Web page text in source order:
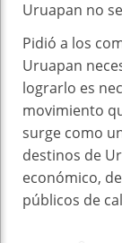
Uruapan no
Pidió a los
Uruapan
lograrlo es
movimiento
surge como
destinos de
económico,
públicos de